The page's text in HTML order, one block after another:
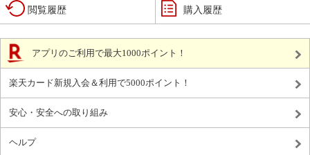
閲覧履歴 購入履歴
アプリのご利用で最大1000ポイント！
楽天カード新規入会＆利用で5000ポイント！
安心・安全への取り組み
ヘルプ